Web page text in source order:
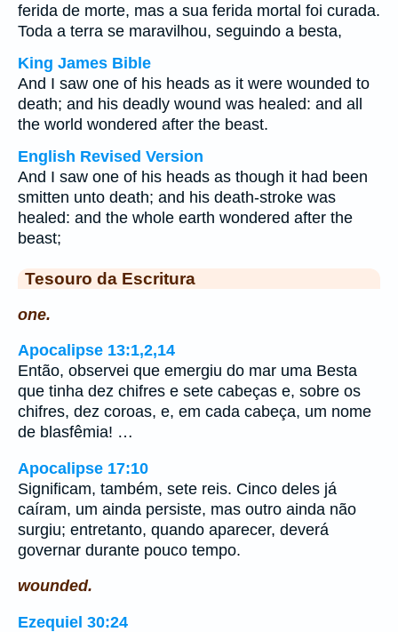
ferida de morte, mas a sua ferida mortal foi curada.
Toda a terra se maravilhou, seguindo a besta,
King James Bible
And I saw one of his heads as it were wounded to
death; and his deadly wound was healed: and all
the world wondered after the beast.
English Revised Version
And I saw one of his heads as though it had been
smitten unto death; and his death-stroke was
healed: and the whole earth wondered after the
beast;
Tesouro da Escritura
one.
Apocalipse 13:1,2,14
Então, observei que emergiu do mar uma Besta
que tinha dez chifres e sete cabeças e, sobre os
chifres, dez coroas, e, em cada cabeça, um nome
de blasfêmia! …
Apocalipse 17:10
Significam, também, sete reis. Cinco deles já
caíram, um ainda persiste, mas outro ainda não
surgiu; entretanto, quando aparecer, deverá
governar durante pouco tempo.
wounded.
Ezequiel 30:24